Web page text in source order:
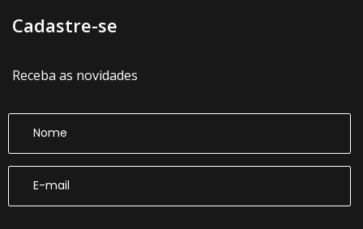
Cadastre-se
Receba as novidades